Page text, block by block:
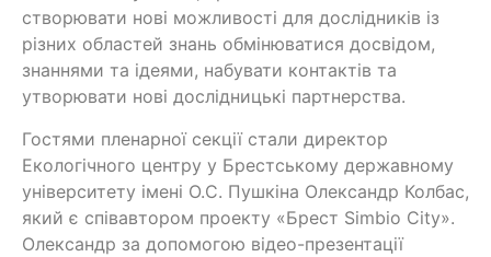
створювати нові можливості для дослідників із
різних областей знань обмінюватися досвідом,
знаннями та ідеями, набувати контактів та
утворювати нові дослідницькі партнерства.
Гостями пленарної секції стали директор
Екологічного центру у Брестському державному
університету імені О.С. Пушкіна Олександр Колбас,
який є співавтором проекту «Брест Simbio City».
Олександр за допомогою відео-презентації